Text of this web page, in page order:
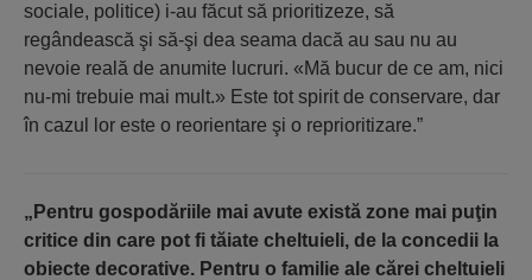
sociale, politice) i-au făcut să prioritizeze, să
regândească şi să-şi dea seama dacă au sau nu au
nevoie reală de anumite lucruri. «Mă bucur de ce am, nici
nu-mi trebuie mai mult.» Este tot spirit de conservare, dar
în cazul lor este o reorientare şi o reprioritizare.”
„Pentru gospodăriile mai avute există zone mai puţin
critice din care pot fi tăiate cheltuieli, de la concedii la
obiecte decorative. Pentru o familie ale cărei cheltuieli